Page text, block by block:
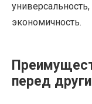
экономичность.
перед